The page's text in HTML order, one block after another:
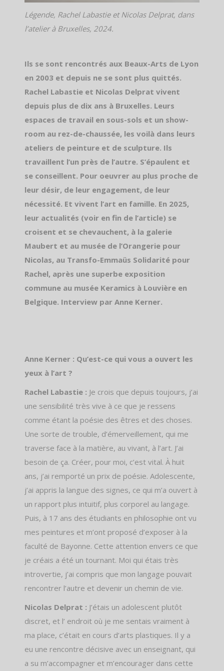
Légende, Rachel Labastie et Nicolas Delprat, dans
l’atelier à Bruxelles, 2024.
Ils se sont rencontrés aux Beaux-Arts de Lyon
en 2003 et depuis ne se sont plus quittés.
Rachel Labastie et Nicolas Delprat vivent
depuis plus de dix ans à Bruxelles. Leurs
espaces de travail en sous-sols et un show-
room au rez-de-chaussée, les voilà dans leurs
ateliers de peinture et de sculpture. Ils
travaillent l’un près de l’autre. S’épaulent et
se conseillent. Pour oeuvrer au plus proche de
leur désir, de leur engagement, de leur
nécessité. Et vivent l’art en famille. En 2025,
leur actualités (voir en fin de l’article) se
croisent et se chevauchent, à la galerie
Maubert et au musée de l’Orangerie pour
Nicolas, au Transfo-Emmaüs Solidarité pour
Rachel, après une superbe exposition
commune au musée Keramics à Louvière en
Belgique. Interview par Anne Kerner.
Anne Kerner : Qu’est-ce qui vous a ouvert les
yeux à l’art ?
Rachel Labastie : Je crois que depuis toujours, j’ai
une sensibilité très vive à ce que je ressens
comme étant la poésie des êtres et des choses.
Une sorte de trouble, d’émerveillement, qui me
traverse face à la matière, au vivant, à l’art. J’ai
besoin de ça. Créer, pour moi, c’est vital. À huit
ans, j’ai remporté un prix de poésie. Adolescente,
j’ai appris la langue des signes, ce qui m’a ouvert à
un rapport plus intuitif, plus corporel au langage.
Puis, à 17 ans des étudiants en philosophie ont vu
mes peintures et m’ont proposé d’exposer à la
faculté de Bayonne. Cette attention envers ce que
je créais a été un tournant. Moi qui étais très
introvertie, j’ai compris que mon langage pouvait
rencontrer l’autre et devenir un chemin de vie.
Nicolas Delprat : J’étais un adolescent plutôt
discret, et l’ endroit où je me sentais vraiment à
ma place, c’était en cours d’arts plastiques. Il y a
eu une rencontre décisive avec un enseignant, qui
a su m’accompagner et m’encourager dans cette